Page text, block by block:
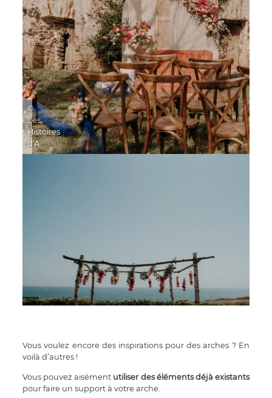
©
Les
Histoires
d'A
Vous voulez encore des inspirations pour des arches ? En
voilà d’autres !
Vous pouvez aisément utiliser des éléments déjà existants
pour faire un support à votre arche.